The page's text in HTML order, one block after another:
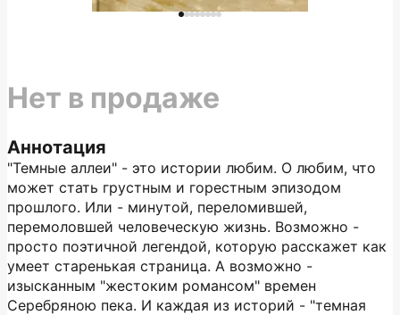
Аннотация
"Темные аллеи" - это истории любим. О любим, что
может стать грустным и горестным эпизодом
прошлого. Или - минутой, переломившей,
перемоловшей человеческую жизнь. Возможно -
просто поэтичной легендой, которую расскажет как
умеет старенькая страница. А возможно -
изысканным "жестоким романсом" времен
Серебряною пека. И каждая из историй - "темная
Нет в продаже